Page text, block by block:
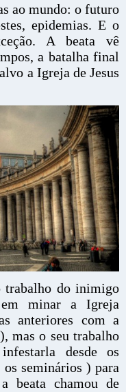
ao mundo: o futuro
epidemias. E o
A beata vê
a batalha final
a Igreja de Jesus
trabalho do inimigo
minar a Igreja
anteriores com a
mas o seu trabalho
desde os
seminários ) para
beata chamou de